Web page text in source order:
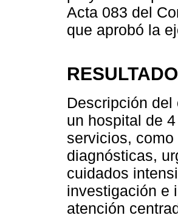
Acta 083 del
que aprobó la
Descripción
un hospital de
servicios,
diagnósticas,
cuidados
investigación e
atención